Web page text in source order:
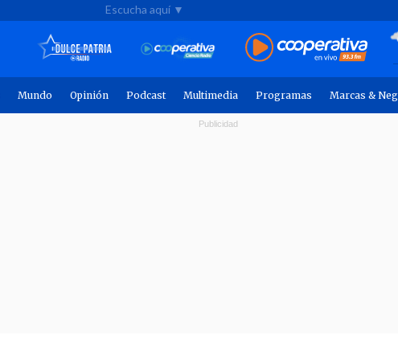
Escucha aquí ▼
Mundo Opinión Podcast Multimedia Programas Marcas &